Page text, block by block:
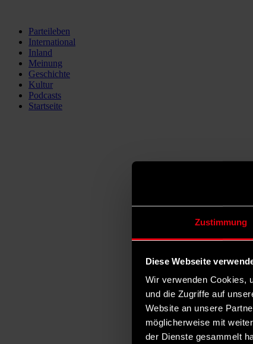
Zustimmung
Diese Webseite
Wir verwenden Cookies,
und die Zugriffe auf
Website an unsere
möglicherweise mit
der Dienste gesammelt
Parteileben
International
Inland
Meinung
Geschichte
Kultur
Podcasts
Startseite